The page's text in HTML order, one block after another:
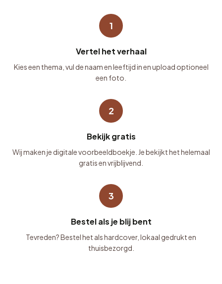
1
Vertel het verhaal
Kies een thema, vul de naam en leeftijd in en upload optioneel
een foto.
2
Bekijk gratis
Wij maken je digitale voorbeeldboekje. Je bekijkt het helemaal
gratis en vrijblijvend.
3
Bestel als je blij bent
Tevreden? Bestel het als hardcover, lokaal gedrukt en
thuisbezorgd.